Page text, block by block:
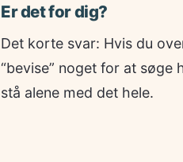
Er det for dig?
Det korte svar: Hvis du
“bevise” noget for at
stå alene med det hele.